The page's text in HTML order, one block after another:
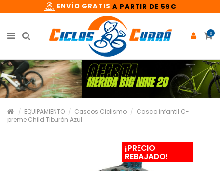
ENVÍO GRATIS A PARTIR DE 59€
0
EQUIPAMIENTO Cascos Ciclismo
Casco infantil C-
preme Child Tiburón Azul
¡PRECIO
REBAJADO!